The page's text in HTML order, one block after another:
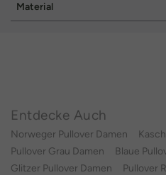
Material
Entdecke Auch
Norweger Pullover Damen
Pullover Grau Damen
Blaue
Glitzer Pullover Damen
Pullover